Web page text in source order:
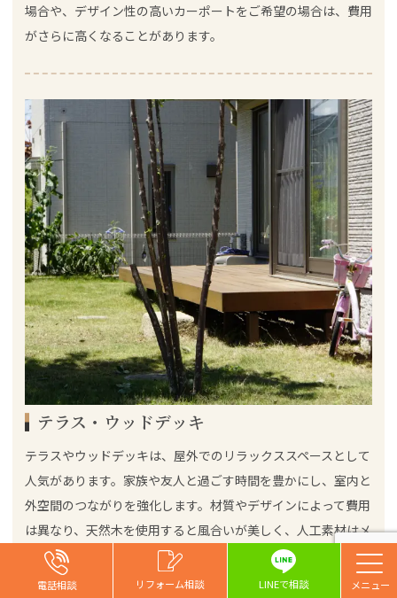
場合や、デザイン性の高いカーポートをご希望の場合は、費用
がさらに高くなることがあります。
テラス・ウッドデッキ
テラスやウッドデッキは、屋外でのリラックススペースとして
人気があります。家族や友人と過ごす時間を豊かにし、室内と
外空間のつながりを強化します。材質やデザインによって費用
は異なり、天然木を使用すると風合いが美しく、人工素材はメ
ンテナンスが容易です。設置場所や広さにより費用は変動し、
特に地形による工事の難易度が影響することも。一般的な
電話相談 リフォーム相談 お問い合わせ
電話相談 リフォーム相談 お問い合わせ
電話相談 リフォーム相談 お問い合わせ
電話相談 リフォーム相談 LINEで相談